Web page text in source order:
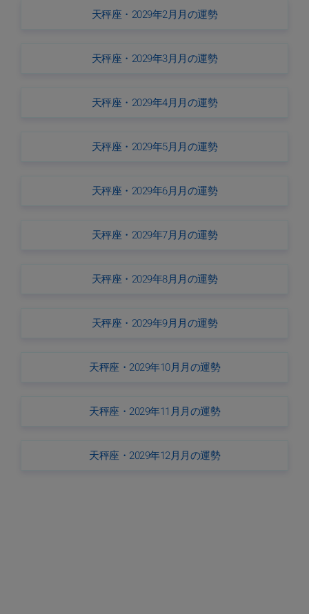
天秤座・2029年2月月の運勢
天秤座・2029年3月月の運勢
天秤座・2029年4月月の運勢
天秤座・2029年5月月の運勢
天秤座・2029年6月月の運勢
天秤座・2029年7月月の運勢
天秤座・2029年8月月の運勢
天秤座・2029年9月月の運勢
天秤座・2029年10月月の運勢
天秤座・2029年11月月の運勢
天秤座・2029年12月月の運勢